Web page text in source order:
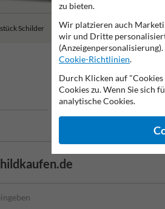
Schilder
zu bieten.
Wir platzieren auch
wir und Dritte
Cookie-Richtlinien.
Durch Klicken auf
Cookies zu. Wenn Sie sich
analytische Cookies.